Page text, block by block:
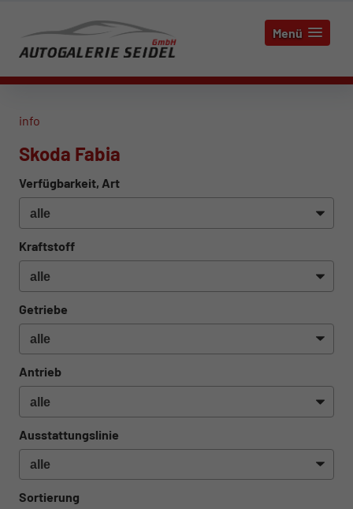
Menü
info
Skoda Fabia
Verfügbarkeit, Art
Kraftstoff
Getriebe
Antrieb
Ausstattungslinie
Sortierung